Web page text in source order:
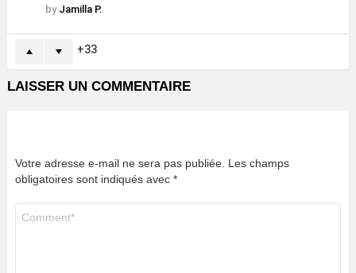
by Jamilla P.
33
LAISSER UN COMMENTAIRE
Votre adresse e-mail ne sera pas publiée. Les champs
obligatoires sont indiqués avec *